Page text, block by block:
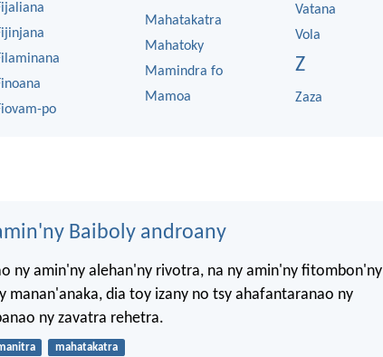
po
Mahatakatra
Mahatoky
Mamindra fo
Mamoa
Vatana
Vola
Z
Zaza
Baiboly androany
ny amin'ny alehan'ny rivotra, na ny amin'ny fitombon'ny
manan'anaka, dia toy izany no tsy ahafantaranao ny
ny zavatra rehetra.
mahatakatra